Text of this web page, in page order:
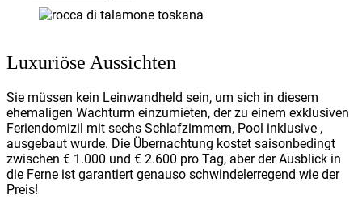
Luxuriöse Aussichten
Sie müssen kein Leinwandheld sein, um sich in diesem
ehemaligen Wachturm einzumieten, der zu einem exklusiven
Feriendomizil mit sechs Schlafzimmern, Pool inklusive ,
ausgebaut wurde. Die Übernachtung kostet saisonbedingt
zwischen € 1.000 und € 2.600 pro Tag, aber der Ausblick in
die Ferne ist garantiert genauso schwindelerregend wie der
Preis!